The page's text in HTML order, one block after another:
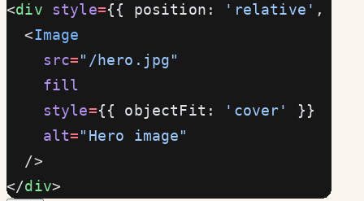
<div style={{ position: 'relative' ,
  <
Image
    src
="/hero.jpg"
    fill
    style
={{ objectFit: 'cover'
}}
    alt
="Hero image"
  />
</div>